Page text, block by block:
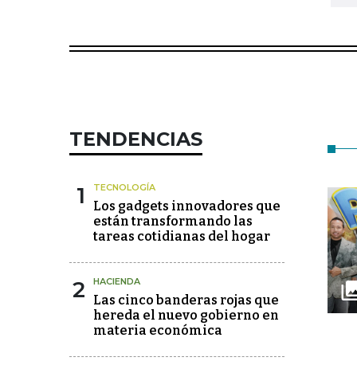
TENDENCIAS
1 TECNOLOGÍA
Los gadgets innovadores que
están transformando las
tareas cotidianas del hogar
2 HACIENDA
Las cinco banderas rojas que
hereda el nuevo gobierno en
materia económica